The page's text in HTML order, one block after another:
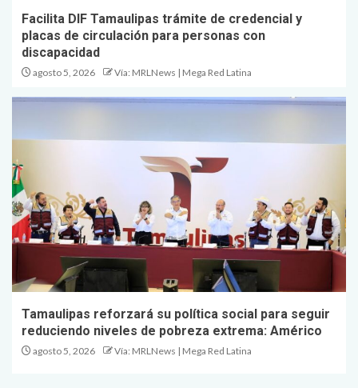
Facilita DIF Tamaulipas trámite de credencial y
placas de circulación para personas con
discapacidad
agosto 5, 2026 Vía: MRLNews | Mega Red Latina
Tamaulipas reforzará su política social para seguir
reduciendo niveles de pobreza extrema: Américo
agosto 5, 2026 Vía: MRLNews | Mega Red Latina